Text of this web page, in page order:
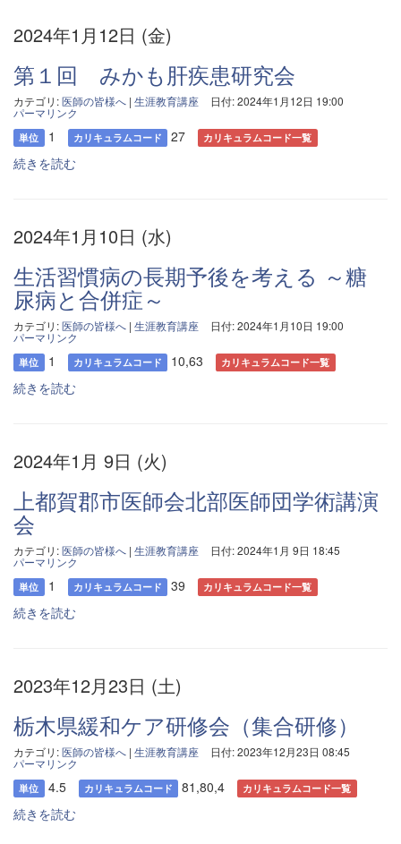
2024年1月12日 (金)
第１回 みかも肝疾患研究会
カテゴリ:医師の皆様へ | 生涯教育講座 日付: 2024年1月12日 19:00
パーマリンク
単位 1 カリキュラムコード 27 カリキュラムコード一覧
続きを読む
2024年1月10日 (水)
生活習慣病の長期予後を考える ～糖
尿病と合併症～
カテゴリ:医師の皆様へ | 生涯教育講座 日付: 2024年1月10日 19:00
パーマリンク
単位 1 カリキュラムコード 10,63 カリキュラムコード一覧
続きを読む
2024年1月 9日 (火)
上都賀郡市医師会北部医師団学術講演
会
カテゴリ:医師の皆様へ | 生涯教育講座 日付: 2024年1月 9日 18:45
パーマリンク
単位 1 カリキュラムコード 39 カリキュラムコード一覧
続きを読む
2023年12月23日 (土)
栃木県緩和ケア研修会（集合研修）
カテゴリ:医師の皆様へ | 生涯教育講座 日付: 2023年12月23日 08:45
パーマリンク
単位 4.5 カリキュラムコード 81,80,4 カリキュラムコード一覧
続きを読む